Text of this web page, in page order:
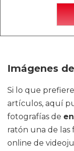
Imágenes
Si lo que
artículos, aquí
fotografías de
ratón una de las
online de